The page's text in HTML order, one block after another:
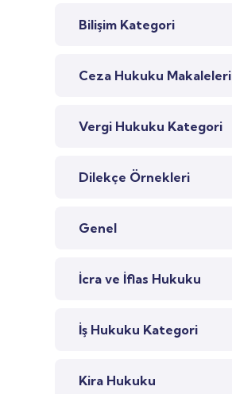
Bilişim Kategori
Ceza Hukuku Makaleleri
Vergi Hukuku Kategori
Dilekçe Örnekleri
Genel
İcra ve İflas Hukuku
İş Hukuku Kategori
Kira Hukuku